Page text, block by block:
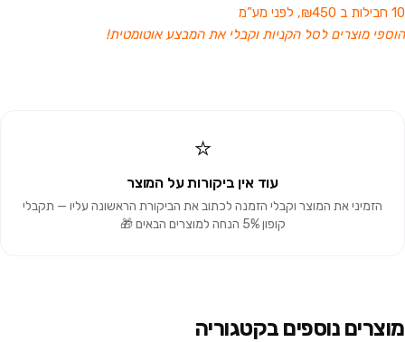
10 חבילות ב ₪450, לפני מע”מ
הוספי מוצרים לסל הקניות וקבלי את המבצע אוטומטית!
⭐
עוד אין ביקורות על המוצר
הזמיני את המוצר וקבלי הזמנה לכתוב את הביקורת הראשונה עליו — תקבלי
קופון 5% הנחה למוצרים הבאים 🎁
מוצרים נוספים בקטגוריה